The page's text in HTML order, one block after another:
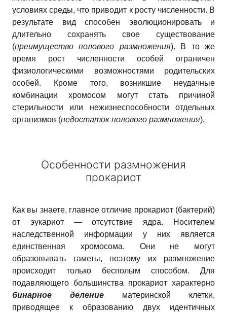
условиях среды, что приводит к росту численности. В
результате вид способен эволюционировать и
длительно сохранять свое существование
(преимущество полового размножения). В то же
время рост численности особей ограничен
физиологическими возможностями родительских
особей. Кроме того, возникшие неудачные
комбинации хромосом могут стать причиной
стерильности или нежизнеспособности отдельных
организмов (недостаток полового размножения).
Особенности размножения
прокариот
Как вы знаете, главное отличие прокариот (бактерий)
от эукариот — отсутствие ядра. Носителем
наследственной информации у них является
единственная хромосома. Они не могут
образовывать гаметы, поэтому их размножение
происходит только бесполым способом. Для
подавляющего большинства прокариот характерно
бинарное деление материнской клетки,
приводящее к образованию двух идентичных